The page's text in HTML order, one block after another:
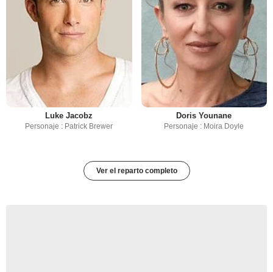
Luke Jacobz
Personaje : Patrick Brewer
Doris Younane
Personaje : Moira Doyle
Ver el reparto completo